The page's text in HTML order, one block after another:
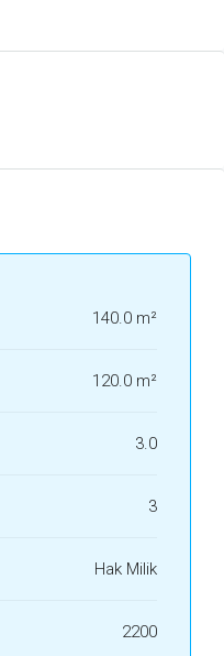
140.0 m²
120.0 m²
3.0
3
Hak Milik
2200